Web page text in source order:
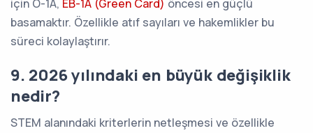
için O-1A, EB-1A (Green Card) öncesi en güçlü
basamaktır. Özellikle atıf sayıları ve hakemlikler bu
süreci kolaylaştırır.
9. 2026 yılındaki en büyük değişiklik
nedir?
STEM alanındaki kriterlerin netleşmesi ve özellikle